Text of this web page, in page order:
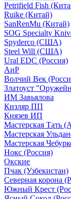
Petrifield Fish
Ruike (Китай)
SanRenMu (Китай)
SOG Specialty
Spyderco (США)
Steel Will (США)
Ural EDC (Россия)
АиР
Волчий Век
Златоуст
ИМ Завьялова
Кизляр ПП
Князев ИП
Мастерская Тать
Мастерская
Мастерская
Нокс (Россия)
Окские
Пчак (Узбекистан)
Северная корона
Южный Крест